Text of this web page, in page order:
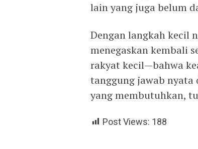
lain yang juga belum
Dengan langkah kecil
menegaskan kembali
rakyat kecil—bahwa
tanggung jawab
yang membutuhkan,
Post Views: 188